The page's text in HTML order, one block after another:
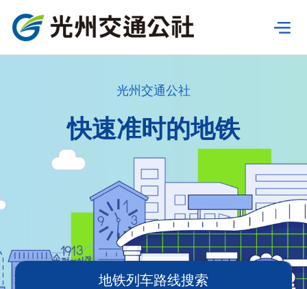
메뉴
열기
光州交通公社
快速准时的地铁
地铁列车路线搜索